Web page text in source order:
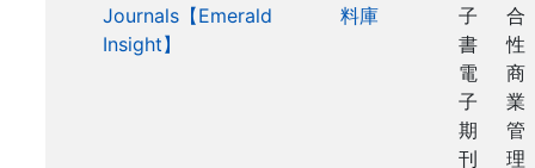
Journals【Emerald
Insight】
料庫
子
書
電
子
期
刊
合
性
商
業
管
理